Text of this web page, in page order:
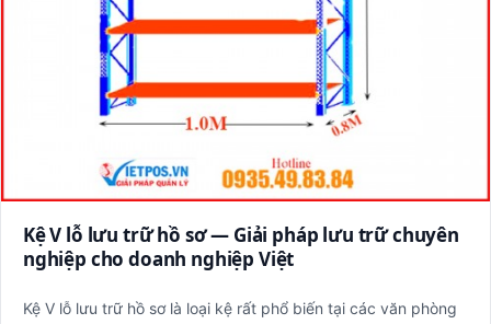
Kệ V lỗ lưu trữ hồ sơ — Giải pháp lưu trữ chuyên
nghiệp cho doanh nghiệp Việt
Kệ V lỗ lưu trữ hồ sơ là loại kệ rất phổ biến tại các văn phòng